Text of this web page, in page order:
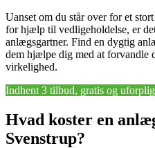
Uanset om du står over for et
for hjælp til vedligeholdelse, er
anlægsgartner. Find en dygtig
dem hjælpe dig med at forvandle
virkelighed.
Indhent 3 tilbud, gratis og
Hvad koster en
Svenstrup?